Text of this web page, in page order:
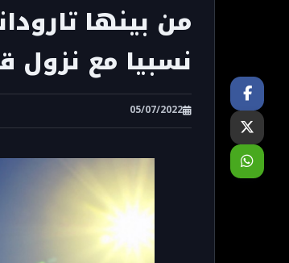
من بينها
نسبيا مع
05/07/2022